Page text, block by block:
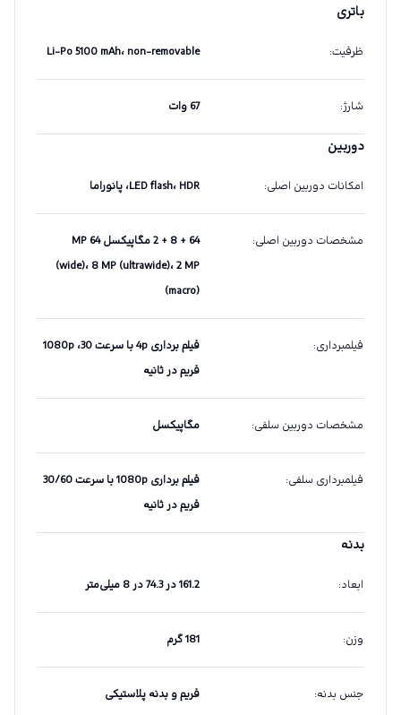
باتری
ظرفیت: Li-Po 5100 mAh، non-removable
شارژ: 67 وات
دوربین
امکانات دوربین اصلی: LED flash، HDR، پانوراما
مشخصات دوربین اصلی:
64 + 8 + 2 مگاپیکسل 64 MP
(wide)، 8 MP (ultrawide)، 2 MP
(macro)
فیلمبرداری:
فیلم برداری 4p با سرعت 30، 1080p
فریم در ثانیه
مشخصات دوربین سلفی: مگاپیکسل
فیلمبرداری سلفی:
فیلم برداری 1080p با سرعت 30/60
فریم در ثانیه
بدنه
ابعاد: 161.2 در 74.3 در 8 میلی‌متر
وزن: 181 گرم
جنس بدنه: فریم و بدنه پلاستیکی